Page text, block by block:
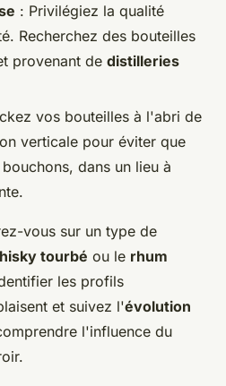
: Privilégiez la qualité
Recherchez des bouteilles
provenant de distilleries
vos bouteilles à l'abri de
verticale pour éviter que
dans un lieu à
vous sur un type de
tourbé ou le rhum
les profils
et suivez l'évolution
l'influence du